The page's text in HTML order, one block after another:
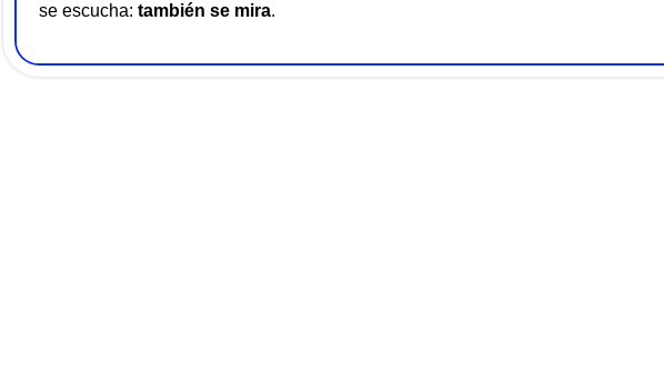
se escucha: también se mira.